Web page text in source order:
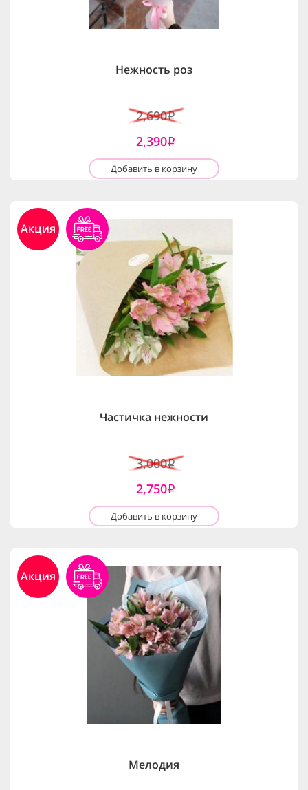
Нежность роз
2,690i
2,390i
Добавить в корзину
Акция
Частичка нежности
3,000i
2,750i
Добавить в корзину
Акция
Мелодия